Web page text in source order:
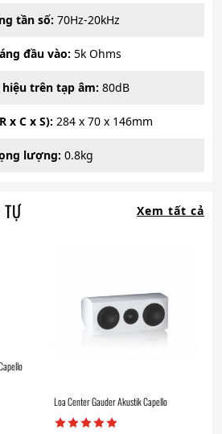
tần số: 70Hz-20kHz
đầu vào: 5k Ohms
trên tạp âm: 80dB
x C x S): 284 x 70 x 146mm
lượng: 0.8kg
Xem tất cả
Loa Center Gauder Akustik Capello